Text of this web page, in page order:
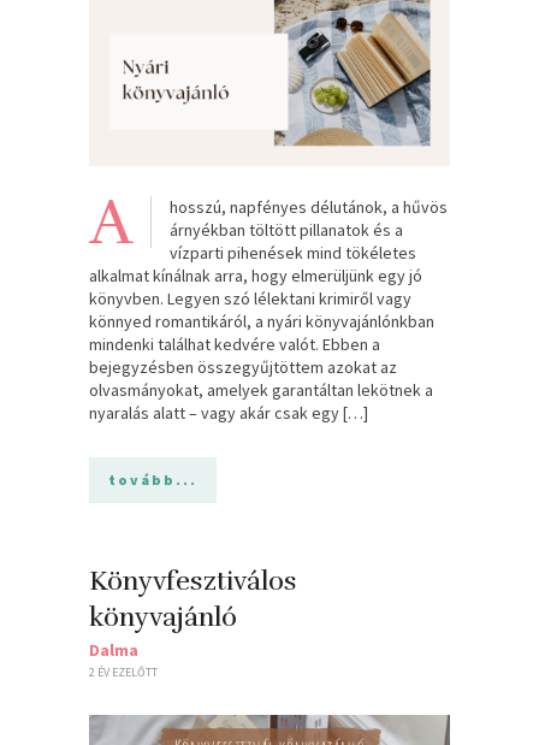
A
hosszú, napfényes délutánok, a hűvös
árnyékban töltött pillanatok és a
vízparti pihenések mind tökéletes
alkalmat kínálnak arra, hogy elmerüljünk egy jó
könyvben. Legyen szó lélektani krimiről vagy
könnyed romantikáról, a nyári könyvajánlónkban
mindenki találhat kedvére valót. Ebben a
bejegyzésben összegyűjtöttem azokat az
olvasmányokat, amelyek garantáltan lekötnek a
nyaralás alatt – vagy akár csak egy […]
tovább...
Könyvfesztiválos
könyvajánló
Dalma
2 ÉV EZELŐTT